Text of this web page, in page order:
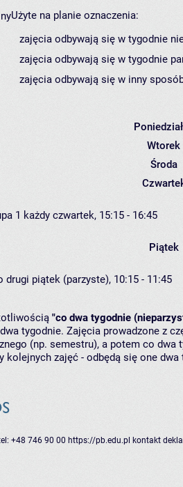
Użyte na planie oznaczenia:
zajęcia odbywają się w tygodnie
zajęcia odbywają się w tygodnie
zajęcia odbywają się w inny
Wtorek
Środa
1 każdy czwartek, 15:15 - 16:45
Piątek
drugi piątek (parzyste), 10:15 - 11:45
"co dwa tygodnie
tygodnie. Zajęcia prowadzone z
(np. semestru), a potem co
kolejnych zajęć - odbędą się one
+48 746 90 00 https://pb.edu.pl kontakt